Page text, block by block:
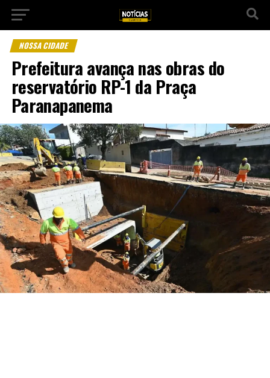
NOSSA CIDADE
Prefeitura avança nas obras do
reservatório RP-1 da Praça
Paranapanema